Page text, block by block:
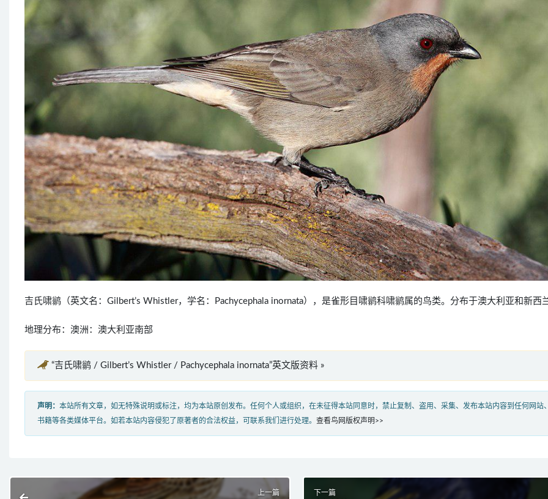
吉氏啸鹟（英文名：Gilbert’s Whistler，学名：Pachycephala inornata），是雀形目啸鹟科啸鹟属的鸟类。分布于澳大利亚和新西
地理分布：澳洲：澳大利亚南部
“吉氏啸鹟 / Gilbert’s Whistler / Pachycephala inornata”英文版资料 »
声明： 本站所有文章，如无特殊说明或标注，均为本站原创发布。任何个人或组织，在未征得本站同意时，禁止复制、盗用、采集、发布本站内容到任何网站
书籍等各类媒体平台。如若本站内容侵犯了原著者的合法权益，可联系我们进行处理。 查看鸟网版权声明>>
上一篇 下一篇